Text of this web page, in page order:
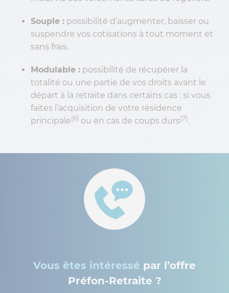
Souple : possibilité d’augmenter, baisser ou
suspendre vos cotisations à tout moment et
sans frais.
Modulable : possibilité de récupérer la
totalité ou une partie de vos droits avant le
départ à la retraite dans certains cas : si vous
faites l’acquisition de votre résidence
principale(6) ou en cas de coups durs(7).
Vous êtes intéressé par l’offre
Préfon-Retraite ?